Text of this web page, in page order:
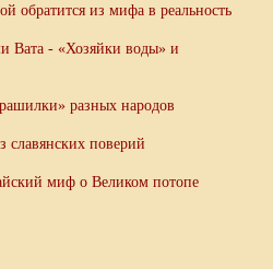
обратится из мифа в реальность
Вата - «Хозяйки воды» и
разных народов
славянских поверий
миф о Великом потопе